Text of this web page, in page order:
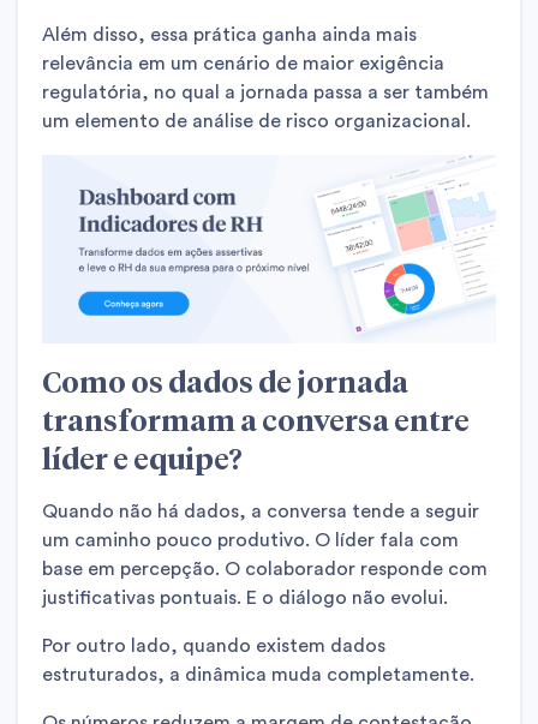
Além disso, essa prática ganha ainda mais
relevância em um cenário de maior exigência
regulatória, no qual a jornada passa a ser também
um elemento de análise de risco organizacional.
Como os dados de jornada
transformam a conversa entre
líder e equipe?
Quando não há dados, a conversa tende a seguir
um caminho pouco produtivo. O líder fala com
base em percepção. O colaborador responde com
justificativas pontuais. E o diálogo não evolui.
Por outro lado, quando existem dados
estruturados, a dinâmica muda completamente.